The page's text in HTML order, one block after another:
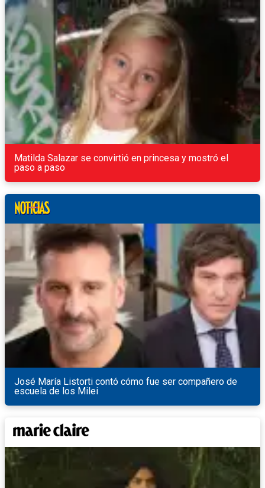
Matilda Salazar se convirtió en princesa y mostró el
paso a paso
José María Listorti contó cómo fue ser compañero de
escuela de los Milei